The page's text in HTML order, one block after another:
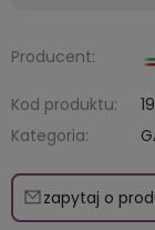
Producent:
Kod produktu:
Kategoria:
zapytaj o